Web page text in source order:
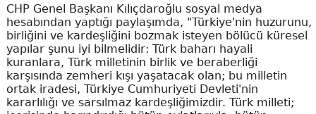
CHP Genel Başkanı Kılıçdaroğlu sosyal medya
hesabından yaptığı paylaşımda, "Türkiye'nin huzurunu,
birliğini ve kardeşliğini bozmak isteyen bölücü küresel
yapılar şunu iyi bilmelidir: Türk baharı hayali
kuranlara, Türk milletinin birlik ve beraberliği
karşısında zemheri kışı yaşatacak olan; bu milletin
ortak iradesi, Türkiye Cumhuriyeti Devleti'nin
kararlılığı ve sarsılmaz kardeşliğimizdir. Türk milleti;